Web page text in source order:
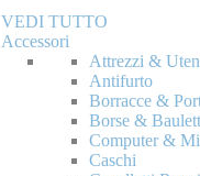
VEDI TUTTO
Accessori
Attrezzi &
Antifurto
Borracce &
Borse &
Computer &
Caschi